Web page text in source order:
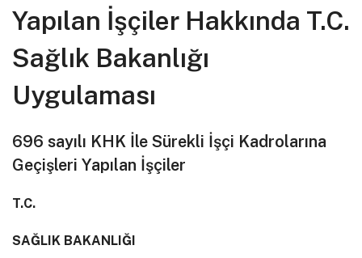
Yapılan İşçiler Hakkında T.C.
Sağlık Bakanlığı
Uygulaması
696 sayılı KHK İle Sürekli İşçi Kadrolarına
Geçişleri Yapılan İşçiler
T.C.
SAĞLIK BAKANLIĞI